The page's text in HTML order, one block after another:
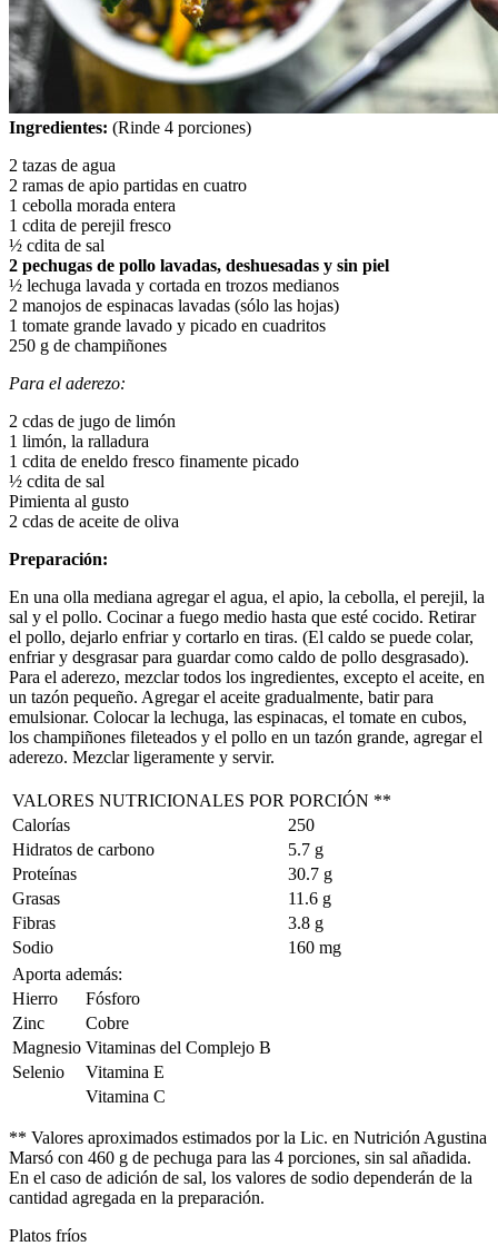
Ingredientes: (Rinde 4 porciones)
2 tazas de agua
2 ramas de apio partidas en cuatro
1 cebolla morada entera
1 cdita de perejil fresco
½ cdita de sal
2 pechugas de pollo lavadas, deshuesadas y sin piel
½ lechuga lavada y cortada en trozos medianos
2 manojos de espinacas lavadas (sólo las hojas)
1 tomate grande lavado y picado en cuadritos
250 g de champiñones
Para el aderezo:
2 cdas de jugo de limón
1 limón, la ralladura
1 cdita de eneldo fresco finamente picado
½ cdita de sal
Pimienta al gusto
2 cdas de aceite de oliva
Preparación:
En una olla mediana agregar el agua, el apio, la cebolla, el perejil, la
sal y el pollo. Cocinar a fuego medio hasta que esté cocido. Retirar
el pollo, dejarlo enfriar y cortarlo en tiras. (El caldo se puede colar,
enfriar y desgrasar para guardar como caldo de pollo desgrasado).
Para el aderezo, mezclar todos los ingredientes, excepto el aceite, en
un tazón pequeño. Agregar el aceite gradualmente, batir para
emulsionar. Colocar la lechuga, las espinacas, el tomate en cubos,
los champiñones fileteados y el pollo en un tazón grande, agregar el
aderezo. Mezclar ligeramente y servir.
VALORES NUTRICIONALES POR PORCIÓN **
Calorías
250
Hidratos de carbono
5.7 g
Proteínas
30.7 g
Grasas
11.6 g
Fibras
3.8 g
Sodio
160 mg
Aporta además:
Hierro
Fósforo
Zinc
Cobre
Magnesio Vitaminas del Complejo B
Selenio
Vitamina E
Vitamina C
** Valores aproximados estimados por la Lic. en Nutrición Agustina
Marsó con 460 g de pechuga para las 4 porciones, sin sal añadida.
En el caso de adición de sal, los valores de sodio dependerán de la
cantidad agregada en la preparación.
Platos fríos